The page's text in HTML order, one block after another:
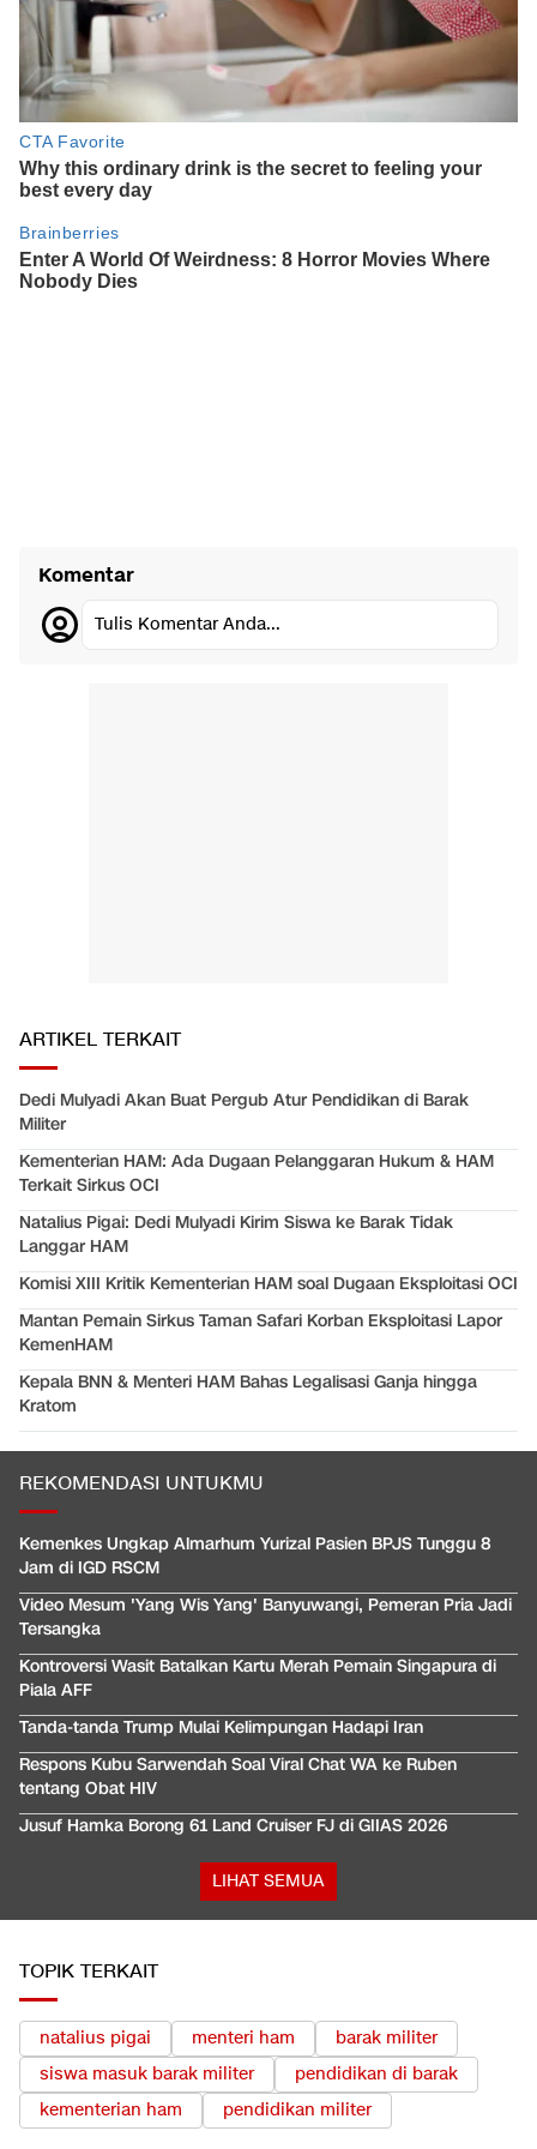
Komentar
Tulis Komentar Anda...
ARTIKEL TERKAIT
Dedi Mulyadi Akan Buat Pergub Atur Pendidikan di Barak
Militer
Kementerian HAM: Ada Dugaan Pelanggaran Hukum & HAM
Terkait Sirkus OCI
Natalius Pigai: Dedi Mulyadi Kirim Siswa ke Barak Tidak
Langgar HAM
Komisi XIII Kritik Kementerian HAM soal Dugaan Eksploitasi OCI
Mantan Pemain Sirkus Taman Safari Korban Eksploitasi Lapor
KemenHAM
Kepala BNN & Menteri HAM Bahas Legalisasi Ganja hingga
Kratom
REKOMENDASI UNTUKMU
Kemenkes Ungkap Almarhum Yurizal Pasien BPJS Tunggu 8
Jam di IGD RSCM
Video Mesum 'Yang Wis Yang' Banyuwangi, Pemeran Pria Jadi
Tersangka
Kontroversi Wasit Batalkan Kartu Merah Pemain Singapura di
Piala AFF
Tanda-tanda Trump Mulai Kelimpungan Hadapi Iran
Respons Kubu Sarwendah Soal Viral Chat WA ke Ruben
tentang Obat HIV
Jusuf Hamka Borong 61 Land Cruiser FJ di GIIAS 2026
LIHAT SEMUA
TOPIK TERKAIT
natalius pigai menteri ham
barak militer
siswa masuk barak militer
pendidikan di barak
kementerian ham
pendidikan militer